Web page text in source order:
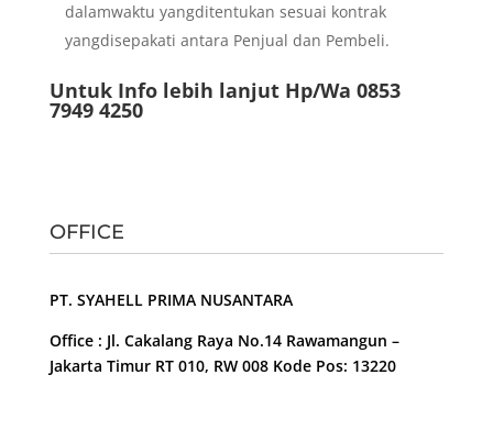
dalamwaktu yangditentukan sesuai kontrak
yangdisepakati antara Penjual dan Pembeli.
Untuk Info lebih lanjut Hp/Wa 0853
7949 4250
OFFICE
PT. SYAHELL PRIMA NUSANTARA
Office : Jl. Cakalang Raya No.14 Rawamangun –
Jakarta Timur RT 010, RW 008 Kode Pos: 13220